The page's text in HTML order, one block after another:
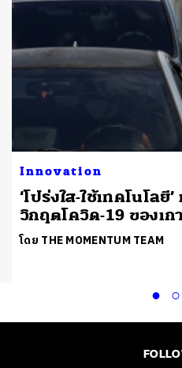
Innovation
‘โปร่งใส-ใช้เทคโนโล
วิกฤตโควิด-19 ของเก
โดย THE MOMENTUM TEAM